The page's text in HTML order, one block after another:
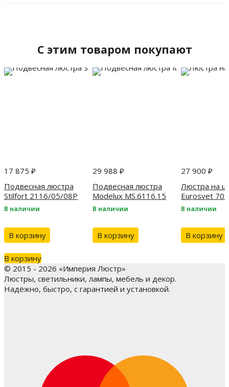
C этим товаром покупают
17 875 ₽
Подвесная люстра
Stilfort 2116/05/08P
В наличии
В корзину
29 988 ₽
Подвесная люстра
Modelux MS.6116.15
GD
В наличии
В корзину
27 900 ₽
Люстра на
Eurosvet
хром
В наличии
В корзину
В корзину
© 2015 - 2026 «Империя Люстр»
Люстры, светильники, лампы, мебель и декор.
Надёжно, быстро, с гарантией и установкой.